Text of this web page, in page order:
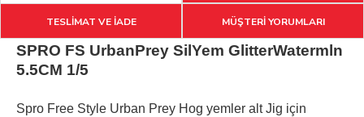
TESLİMAT VE İADE MÜŞTERİ YORUMLARI
SPRO FS UrbanPrey SilYem GlitterWatermln
5.5CM 1/5
Spro Free Style Urban Prey Hog yemler alt Jig için